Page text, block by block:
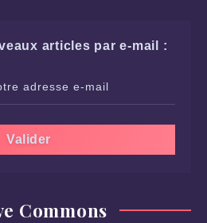
articles par e-mail :
Commons